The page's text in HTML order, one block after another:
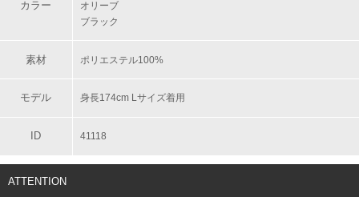
カラー
オリーブ
ブラック
素材 ポリエステル100%
モデル 身長174cm Lサイズ着用
ID 41118
ATTENTION